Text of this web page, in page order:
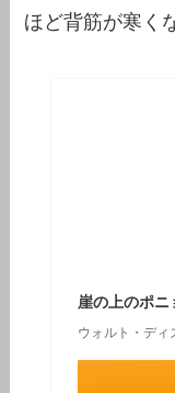
ほど背筋が寒く
崖の上のポ
ウォルト・ディ